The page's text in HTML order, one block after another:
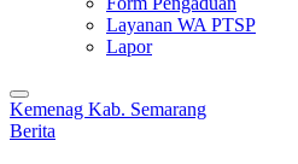
Layanan WA PTSP
Lapor
Kemenag Kab. Semarang
Berita